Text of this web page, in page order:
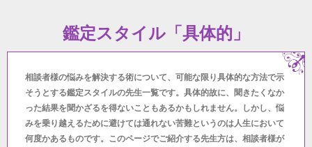
鑑定スタイル「具体的」
相談者様の悩みを解決する術について、可能な限り具体的な方法で示
そうとする鑑定スタイルの先生一覧です。具体的故に、聞きたくなか
った結果を聞かざるを得ないこともあるかもしれません。しかし、悩
みを乗り越えるために避けては通れない苦難というのは人生において
何度かあるものです。このページでご紹介する先生方は、相談者様が